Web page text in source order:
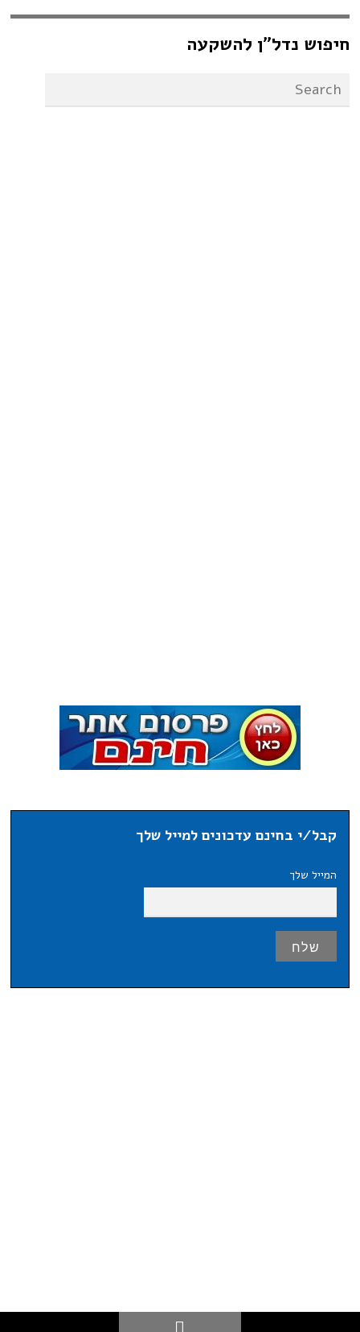
חיפוש נדל”ן להשקעה
קבל/י בחינם עדכונים למייל שלך
המייל שלך